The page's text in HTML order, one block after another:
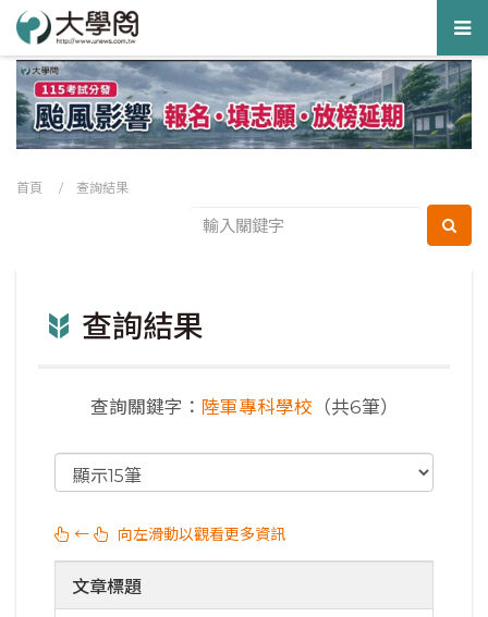
首頁 / 查詢結果
查詢結果
查詢關鍵字： 陸軍專科學校 （共6筆）
← 向左滑動以觀看更多資訊
文章標題